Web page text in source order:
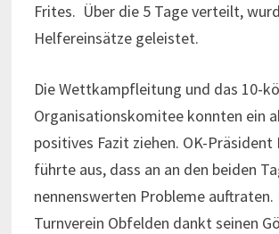
Frites. Über die 5 Tage verteilt,
Helfereinsätze geleistet.
Die Wettkampfleitung und das 10-
Organisationskomitee konnten ein
positives Fazit ziehen. OK-
führte aus, dass an an den beiden
nennenswerten Probleme auftraten.
Turnverein Obfelden dankt seinen